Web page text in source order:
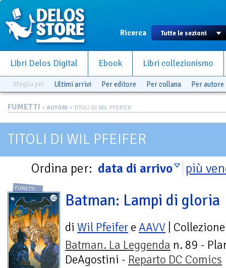
Ricerca
Libri Delos Digital Ebook Libri collezionismo
Sfoglia per Ultimi arrivi Per editore Per collana Per autore
FUMETTI > AUTORI > TITOLI DI WIL PFEIFER
TITOLI DI WIL PFEIFER
Ordina per: data di arrivo più
FUMETTI
Batman: Lampi di gloria
di Wil Pfeifer e AAVV | Collezione
Batman. La Leggenda n. 89 -
DeAgostini - Reparto DC Comics